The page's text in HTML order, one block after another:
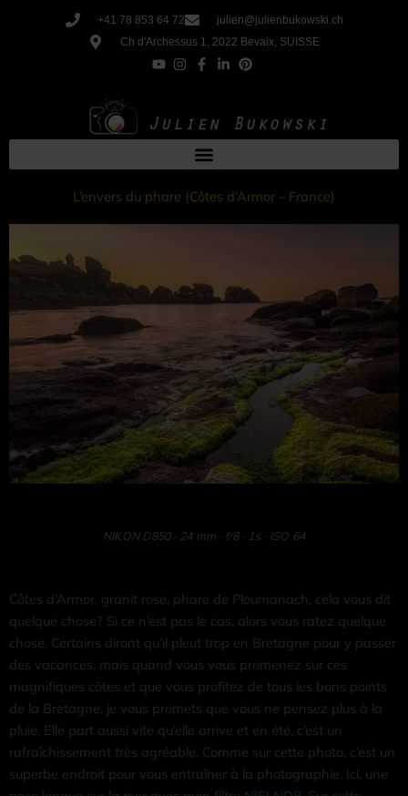
+41 78 853 64 72
julien@julienbukowski.ch
Ch d'Archessus 1, 2022 Bevaix, SUISSE
L’envers du phare (Côtes d’Armor – France)
NIKON D850 · 24 mm · f/8 · 1s · ISO 64
Côtes d’Armor, granit rose, phare de Ploumanach, cela vous dit
quelque chose? Si ce n’est pas le cas, alors vous ratez quelque
chose. Certains diront qu’il pleut trop en Bretagne pour y passer
des vacances, mais quand vous vous promenez sur ces
magnifiques côtes et que vous profitez de tous les bons points
de la Bretagne, je vous promets que vous ne pensez plus à la
pluie. Elle part aussi vite qu’elle arrive et en été, c’est un
rafraîchissement très agréable. Comme sur cette photo, c’est un
superbe endroit pour vous entraîner à la photographie. Ici, une